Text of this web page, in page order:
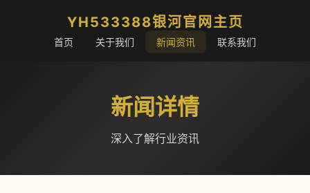
YH533388银河官网主页
首页 关于我们 新闻资讯 联系我们
新闻详情
深入了解行业资讯